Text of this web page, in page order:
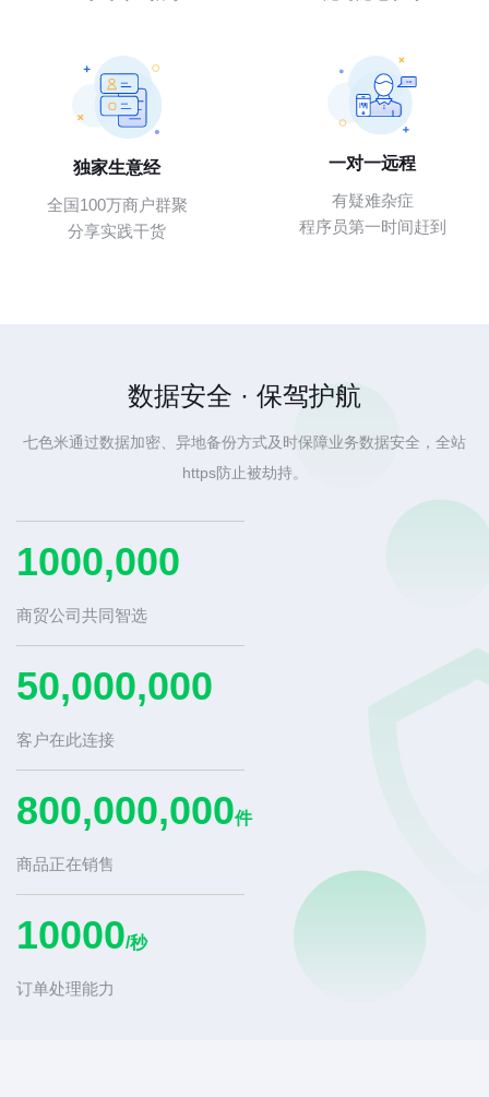
7*12小时专业指导
随时随地学习
独家生意经
全国100万商户群聚
分享实践干货
一对一远程
有疑难杂症
程序员第一时间赶到
数据安全 · 保驾护航
七色米通过数据加密、异地备份方式及时保障业务数据安全，全站
https防止被劫持。
1000,000
商贸公司共同智选
50,000,000
客户在此连接
800,000,000件
商品正在销售
10000/秒
订单处理能力